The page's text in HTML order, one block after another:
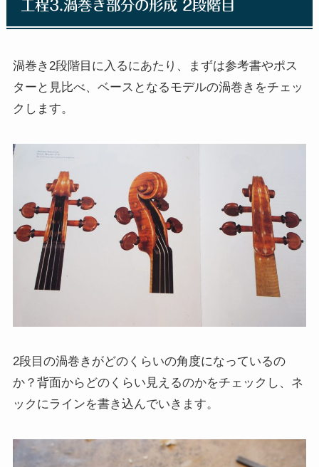
工程3.渦巻き部分の形成 2段階目
渦巻き2段階目に入るにあたり、まずは参考書やポス
ターと見比べ、ベースとなるモデルの渦巻きをチェッ
クします。
2段目の渦巻きがどのくらいの角度になっているの
か？背面からどのくらい見えるのかをチェックし、ネ
ックにラインを書き込んでいきます。